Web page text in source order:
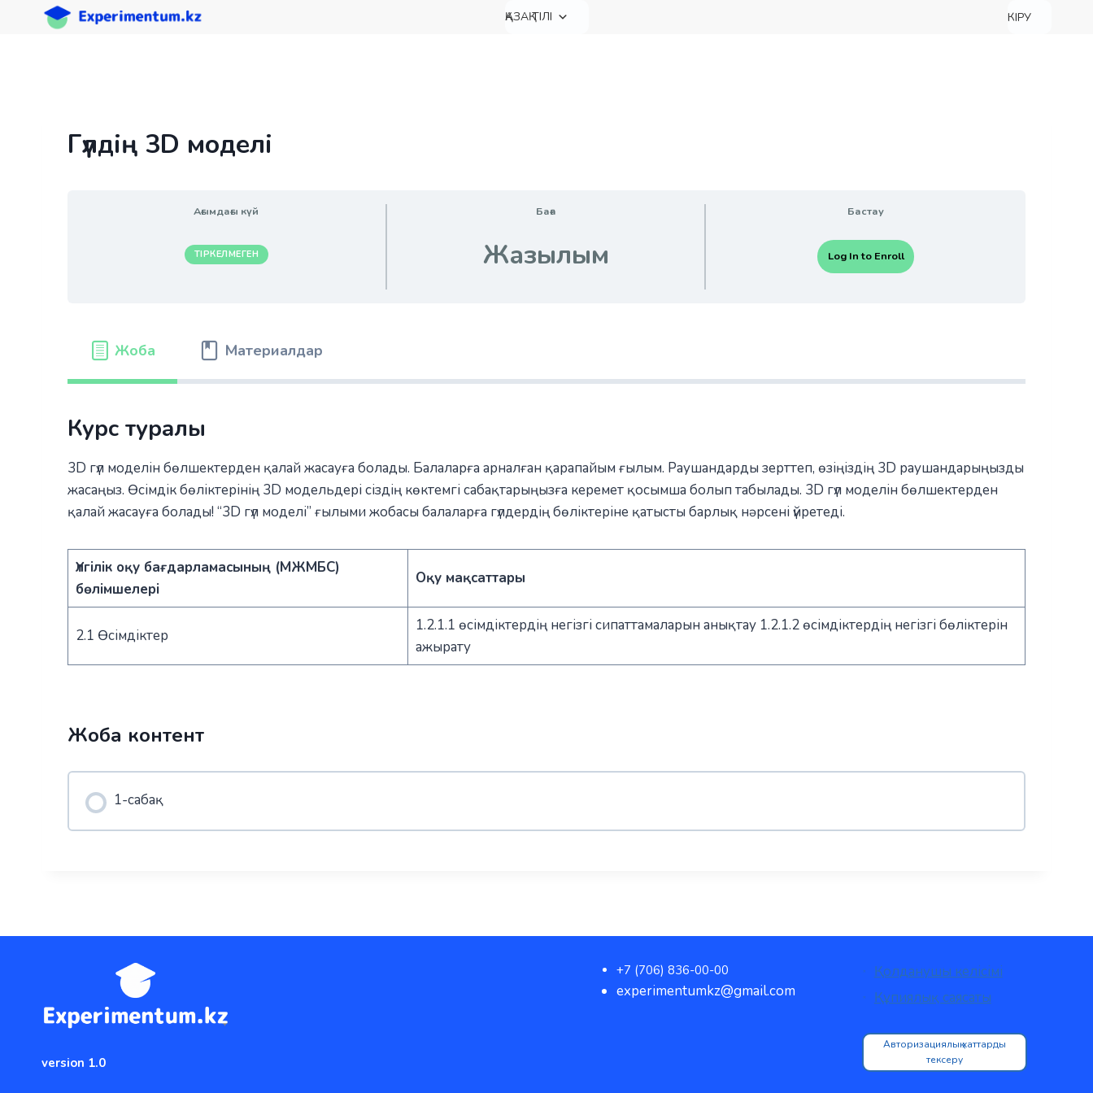
ҚАЗАҚ ТІЛІ КІРУ
Гүлдің 3D моделі
Ағымдағы күй
ТІРКЕЛМЕГЕН
Баға
Жазылым
Бастау
Log In to Enroll
Жоба Материалдар
Курс туралы
3D гүл моделін бөлшектерден қалай жасауға болады. Балаларға арналған қарапайым ғылым. Раушандарды зерттеп, өзіңіздің 3D раушандарыңызды
жасаңыз. Өсімдік бөліктерінің 3D модельдері сіздің көктемгі сабақтарыңызға керемет қосымша болып табылады. 3D гүл моделін бөлшектерден
қалай жасауға болады! “3D гүл моделі” ғылыми жобасы балаларға гүлдердің бөліктеріне қатысты барлық нәрсені үйретеді.
Үлгілік оқу бағдарламасының (МЖМБС)
бөлімшелері
Оқу мақсаттары
2.1 Өсімдіктер
1.2.1.1 өсімдіктердің негізгі сипаттамаларын анықтау 1.2.1.2 өсімдіктердің негізгі бөліктерін
ажырату
Жоба контент
1-сабақ
version 1.0
+7 (706) 836-00-00
experimentumkz@gmail.com
Қолданушы келісімі
Құпиялық саясаты
Авторизациялық хаттарды
тексеру